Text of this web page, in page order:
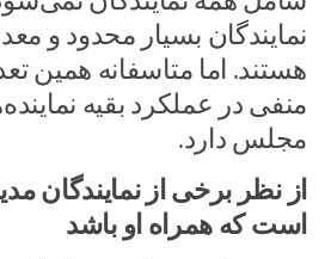
نمایندگان بسیار محدود و
هستند. اما متاسفانه همین
منفی در عملکرد بقیه
مجلس دارد.
از نظر برخی از نمایندگان
است که همراه او باشد